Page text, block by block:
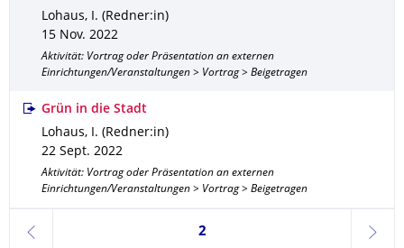
Lohaus, I. (Redner:in)
15 Nov. 2022
Aktivität: Vortrag oder Präsentation an externen
Einrichtungen/Veranstaltungen > Vortrag > Beigetragen
Grün in die Stadt
Lohaus, I. (Redner:in)
22 Sept. 2022
Aktivität: Vortrag oder Präsentation an externen
Einrichtungen/Veranstaltungen > Vortrag > Beigetragen
zurück
Seite 2, aktuell ausgewählt
2
weiter